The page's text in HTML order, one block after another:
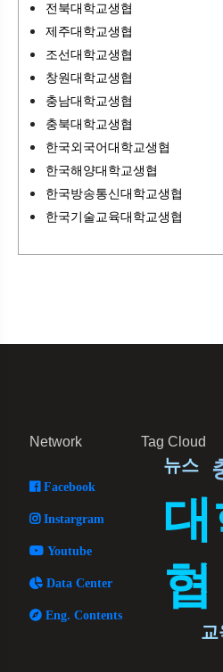
전북대학교생협
제주대학교생협
조선대학교생협
창원대학교생협
충남대학교생협
충북대학교생협
한국외국어대학교생협
한국해양대학교생협
한국방송통신대학교생협
한국기술교육대학교생협
Network
Facebook
Instargram
Youtube
Data Center
Eng. Contents
Tag Cloud
협
교
뉴스